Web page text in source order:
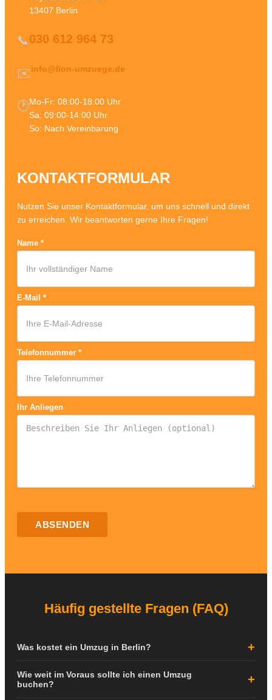
13407 Berlin
📞030 612 964 73
✉️info@lion-umzuege.de
🕐Mo-Fr: 08:00-18:00 Uhr
Sa: 09:00-14:00 Uhr
So: Nach Vereinbarung
KONTAKTFORMULAR
Nutzen Sie unser Kontaktformular, um uns schnell und direkt
zu erreichen. Wir beantworten gerne Ihre Fragen!
Name *
E-Mail *
Telefonnummer *
Ihr Anliegen
ABSENDEN
Häufig gestellte Fragen (FAQ)
Was kostet ein Umzug in Berlin?
Faktoren ab: der Größe Ihrer Wohnung, der Entfernung zwischen
Wie weit im Voraus sollte ich einen Umzug
buchen?